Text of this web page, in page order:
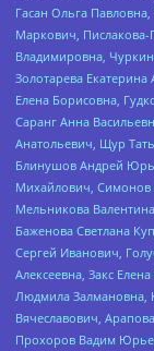
Гасан Ольга
Маркович,
Владимировна,
Золотарева
Елена Борисовна,
Саранг Анна
Анатольевич, Щур
Блинушов Андрей
Михайлович, Симонов
Мельникова
Баженова Светлана
Сергей Иванович,
Алексеевна, Закс
Людмила Залмановна,
Вячеславович,
Прохоров Вадим